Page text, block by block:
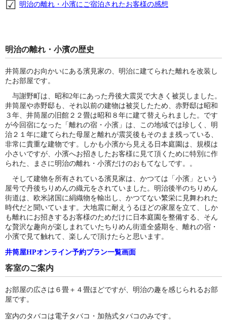
明治の離れ・小濱にご宿泊されたお客様の感想
明治の離れ・小濱の歴史
井筒屋のお向かいにある濱見家の、明治に建てられた離れを改装し
たお部屋です。
与謝野町は、昭和2年にあった丹後大震災で大きく被災しました。
井筒屋や赤野邸も、それ以前の建物は被災したため、赤野邸は昭和
３年、井筒屋の旧館２２畳は昭和８年に建て替えられました。です
が今回宿になった「離れの宿・小濱」は、この地域では珍しく、明
治２１年に建てられた母屋と離れが震災後もそのまま残っている、
非常に貴重な建物です。しかも小濱から見える日本庭園は、規模は
小さいですが、小濱へお招きしたお客様に見て頂くために特別に作
られた、まさに明治の離れ・小濱だけのおもてなしです。。
そして建物を所有されている濱見家は、かつては「小濱」という
屋号で丹後ちりめんの織元をされていました。明治後半のちりめん
街道は、欧米諸国に絹織物を輸出し、かつてない繁栄に見舞われた
時代だと聞いています。大地震に耐えうるほどの家屋を立て、しか
も離れにお招きするお客様のためだけに日本庭園を整備する、そん
な贅沢な趣向が楽しまれていたちりめん街道全盛期を、離れの宿・
小濱で見て触れて、楽しんで頂けたらと思います。
井筒屋HPオンライン予約プラン一覧画面
客室のご案内
お部屋の広さは６畳＋４畳ほどですが、明治の趣を感じられるお部
屋です。
室内のタバコは電子タバコ・加熱式タバコのみです。